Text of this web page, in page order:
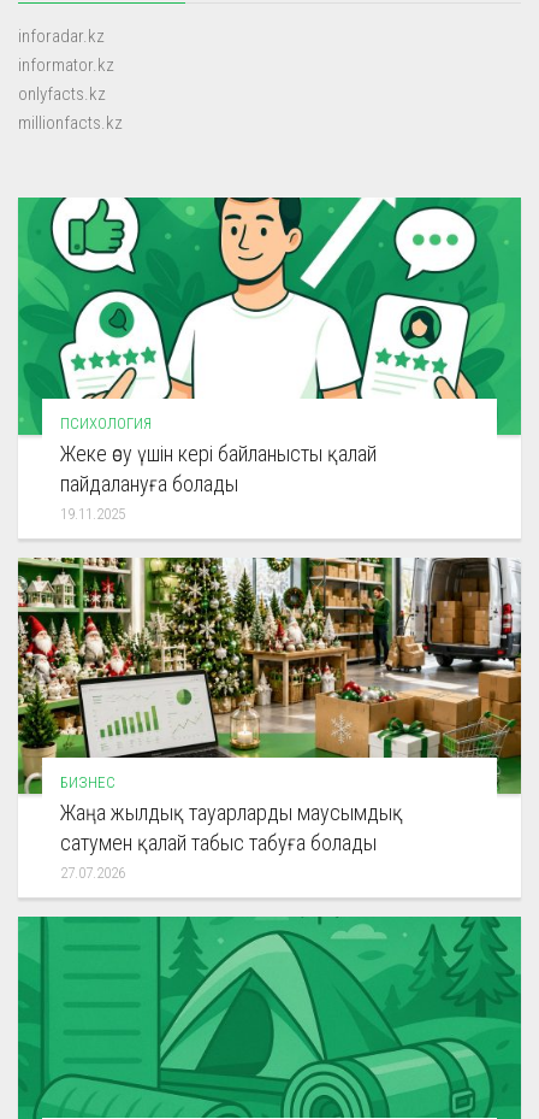
inforadar.kz
informator.kz
onlyfacts.kz
millionfacts.kz
ПСИХОЛОГИЯ
Жеке өсу үшін кері байланысты қалай
пайдалануға болады
19.11.2025
БИЗНЕС
Жаңа жылдық тауарларды маусымдық
сатумен қалай табыс табуға болады
27.07.2026